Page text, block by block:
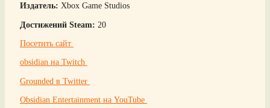
Издатель: Xbox Game Studios
Достижений Steam: 20
Посетить сайт
obsidian на Twitch
Grounded в Twitter
Obsidian Entertainment на YouTube